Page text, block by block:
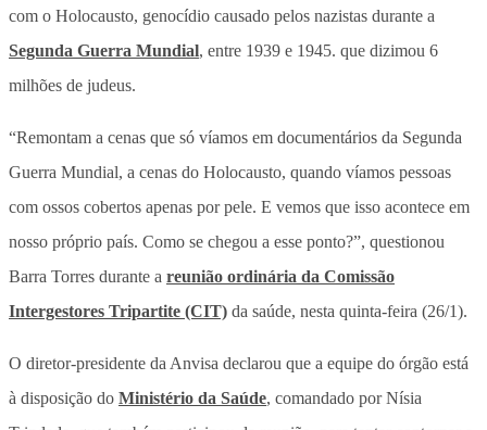
com o Holocausto, genocídio causado pelos nazistas durante a
Segunda Guerra Mundial, entre 1939 e 1945. que dizimou 6
milhões de judeus.
“Remontam a cenas que só víamos em documentários da Segunda
Guerra Mundial, a cenas do Holocausto, quando víamos pessoas
com ossos cobertos apenas por pele. E vemos que isso acontece em
nosso próprio país. Como se chegou a esse ponto?”, questionou
Barra Torres durante a reunião ordinária da Comissão
Intergestores Tripartite (CIT) da saúde, nesta quinta-feira (26/1).
O diretor-presidente da Anvisa declarou que a equipe do órgão está
à disposição do Ministério da Saúde, comandado por Nísia